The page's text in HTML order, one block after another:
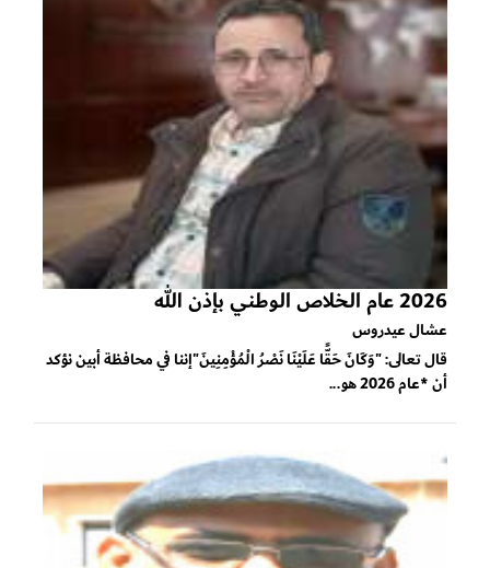
2026 عام الخلاص الوطني بإذن الله
عشال عيدروس
قال تعالى: "وَكَانَ حَقًّا عَلَيْنَا نَصْرُ الْمُؤْمِنِينَ"إننا في محافظة أبين نؤكد
أن *عام 2026 هو...